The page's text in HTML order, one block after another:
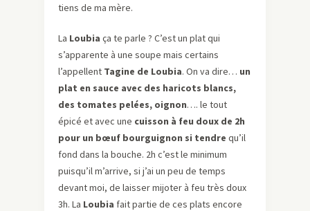
tiens de ma mère.
La Loubia ça te parle ? C’est un plat qui
s’apparente à une soupe mais certains
l’appellent Tagine de Loubia. On va dire… un
plat en sauce avec des haricots blancs,
des tomates pelées, oignon…. le tout
épicé et avec une cuisson à feu doux de 2h
pour un bœuf bourguignon si tendre qu’il
fond dans la bouche. 2h c’est le minimum
puisqu’il m’arrive, si j’ai un peu de temps
devant moi, de laisser mijoter à feu très doux
3h. La Loubia fait partie de ces plats encore